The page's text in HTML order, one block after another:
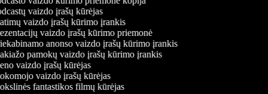
vaizdo įrašų kūrėjas
vaizdo įrašų kūrimo įrankis
vaizdo įrašų kūrimo priemonė
anonso vaizdo įrašų kūrimo įrankis
pamokų vaizdo įrašų kūrimo įrankis
vaizdo įrašų kūrėjas
vaizdo įrašų kūrėjas
fantastikos filmų kūrėjas